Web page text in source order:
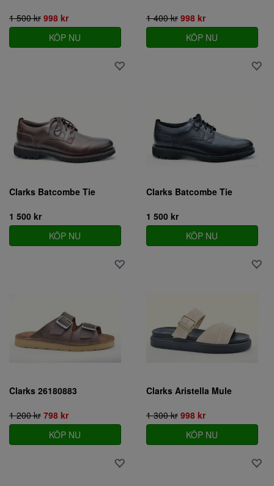
1 500 kr 998 kr
KÖP NU
1 400 kr 998 kr
KÖP NU
Clarks Batcombe Tie
1 500 kr
KÖP NU
Clarks Batcombe Tie
1 500 kr
KÖP NU
Clarks 26180883
1 200 kr 798 kr
KÖP NU
Clarks Aristella Mule
1 300 kr 998 kr
KÖP NU